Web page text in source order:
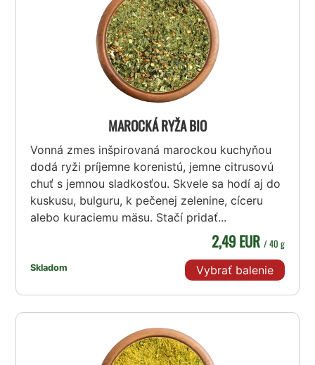
MAROCKÁ RYŽA BIO
Vonná zmes inšpirovaná marockou kuchyňou
dodá ryži príjemne korenistú, jemne citrusovú
chuť s jemnou sladkosťou. Skvele sa hodí aj do
kuskusu, bulguru, k pečenej zelenine, cíceru
alebo kuraciemu mäsu. Stačí pridať...
Skladom
2,49 EUR / 40 g
Vybrať balenie